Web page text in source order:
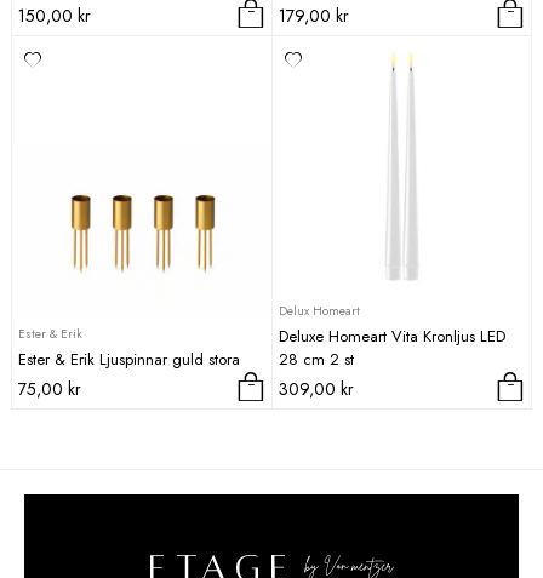
150,00 kr 179,00 kr
Ester & Erik
Ester & Erik Ljuspinnar guld stora
75,00 kr
Delux Homeart
Deluxe Homeart Vita Kronljus LED
28 cm 2 st
309,00 kr